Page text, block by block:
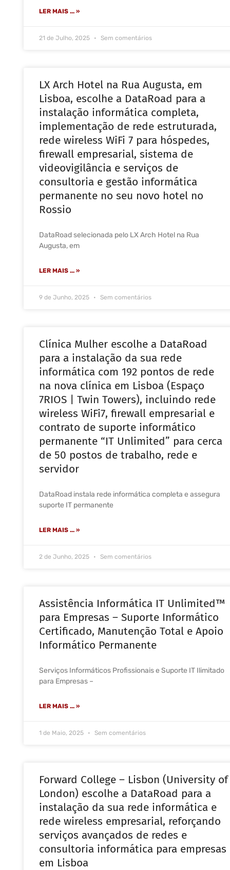
LER MAIS ... »
21 de Julho, 2025 Sem comentários
LX Arch Hotel na Rua Augusta, em
Lisboa, escolhe a DataRoad para a
instalação informática completa,
implementação de rede estruturada,
rede wireless WiFi 7 para hóspedes,
firewall empresarial, sistema de
videovigilância e serviços de
consultoria e gestão informática
permanente no seu novo hotel no
Rossio
DataRoad selecionada pelo LX Arch Hotel na Rua
Augusta, em
LER MAIS ... »
9 de Junho, 2025 Sem comentários
Clínica Mulher escolhe a DataRoad
para a instalação da sua rede
informática com 192 pontos de rede
na nova clínica em Lisboa (Espaço
7RIOS | Twin Towers), incluindo rede
wireless WiFi7, firewall empresarial e
contrato de suporte informático
permanente “IT Unlimited” para cerca
de 50 postos de trabalho, rede e
servidor
DataRoad instala rede informática completa e assegura
suporte IT permanente
LER MAIS ... »
2 de Junho, 2025 Sem comentários
Assistência Informática IT Unlimited™
para Empresas – Suporte Informático
Certificado, Manutenção Total e Apoio
Informático Permanente
Serviços Informáticos Profissionais e Suporte IT Ilimitado
para Empresas –
LER MAIS ... »
1 de Maio, 2025 Sem comentários
Forward College – Lisbon (University of
London) escolhe a DataRoad para a
instalação da sua rede informática e
rede wireless empresarial, reforçando
serviços avançados de redes e
consultoria informática para empresas
em Lisboa